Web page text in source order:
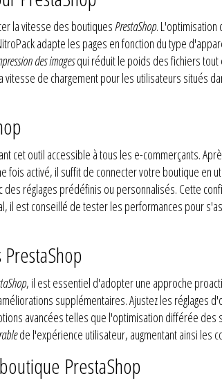
la vitesse des boutiquesPrestaShop. L'optimisation
adapte les pages en fonction du type
des imagesqui réduit le poids des fichiers tout
de chargement pour les utilisateurs situés
cet outil accessible à tous les e-commerçants.
activé, il suffit de connecter votre boutique en
réglages prédéfinis ou personnalisés. Cette
il est conseillé de tester les performances pour
, il est essentiel d'adopter une approche
supplémentaires. Ajustez les réglages
avancées telles que l'optimisation différée
de l'expérience utilisateur, augmentant ainsi les
PrestaShop